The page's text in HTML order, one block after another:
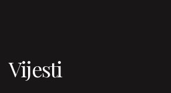
Vijesti